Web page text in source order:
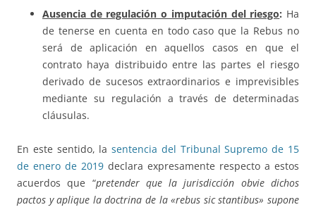
Ausencia de regulación o imputación del riesgo: Ha
de tenerse en cuenta en todo caso que la Rebus no
será de aplicación en aquellos casos en que el
contrato haya distribuido entre las partes el riesgo
derivado de sucesos extraordinarios e imprevisibles
mediante su regulación a través de determinadas
cláusulas.
En este sentido, lasentencia del Tribunal Supremo de 15
de enero de 2019 declara expresamente respecto a estos
acuerdos que “pretender que la jurisdicción obvie dichos
pactos y aplique la doctrina de la «rebus sic stantibus» supone